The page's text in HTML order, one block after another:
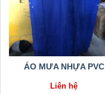
ÁO MƯA NHỰA PVC
Liên hệ